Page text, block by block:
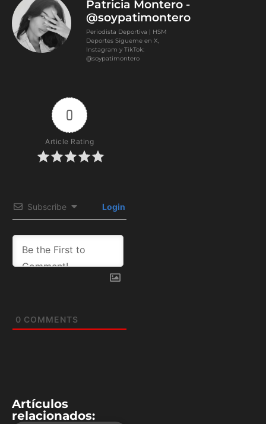
Patricia Montero -
@soypatimontero
Periodista Deportiva | HSM
Deportes Sígueme en X,
Instagram y TikTok:
@soypatimontero
0
Article Rating
Subscribe Login
0 COMMENTS
Artículos
relacionados: